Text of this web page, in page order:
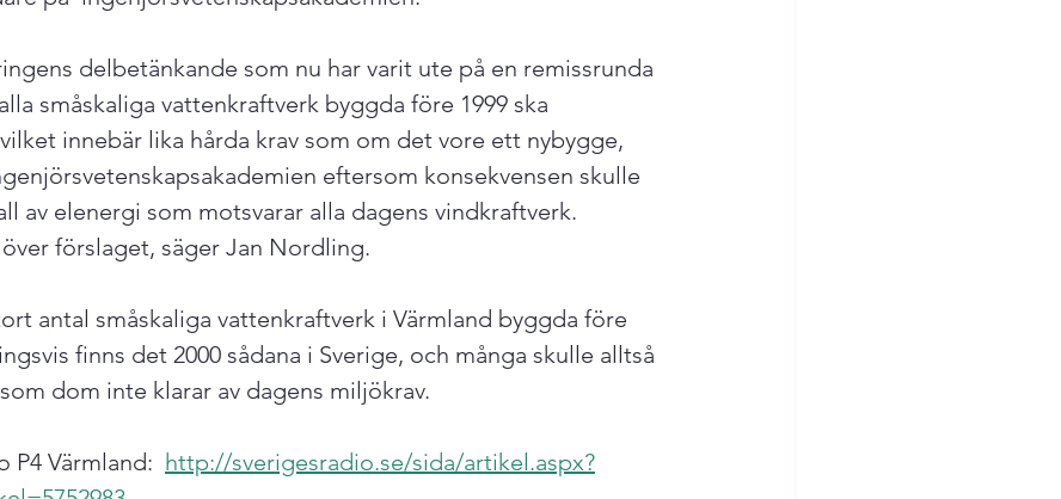
delbetänkande som nu har varit ute på en remissrunda
småskaliga vattenkraftverk byggda före 1999 ska
innebär lika hårda krav som om det vore ett nybygge,
eftersom konsekvensen skulle
av elenergi som motsvarar alla dagens vindkraftverk.
förslaget, säger Jan Nordling.
antal småskaliga vattenkraftverk i Värmland byggda före
finns det 2000 sådana i Sverige, och många skulle alltså
dom inte klarar av dagens miljökrav.
P4 Värmland: http://sverigesradio.se/sida/artikel.aspx?